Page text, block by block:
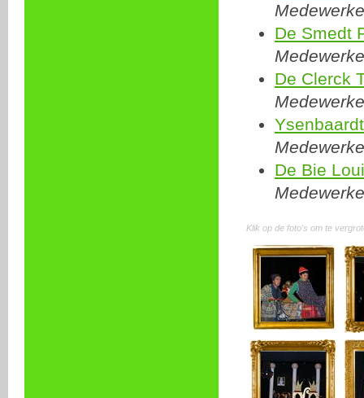
De Smedt
De Clerck
De Bie
Klik op de foto's om te